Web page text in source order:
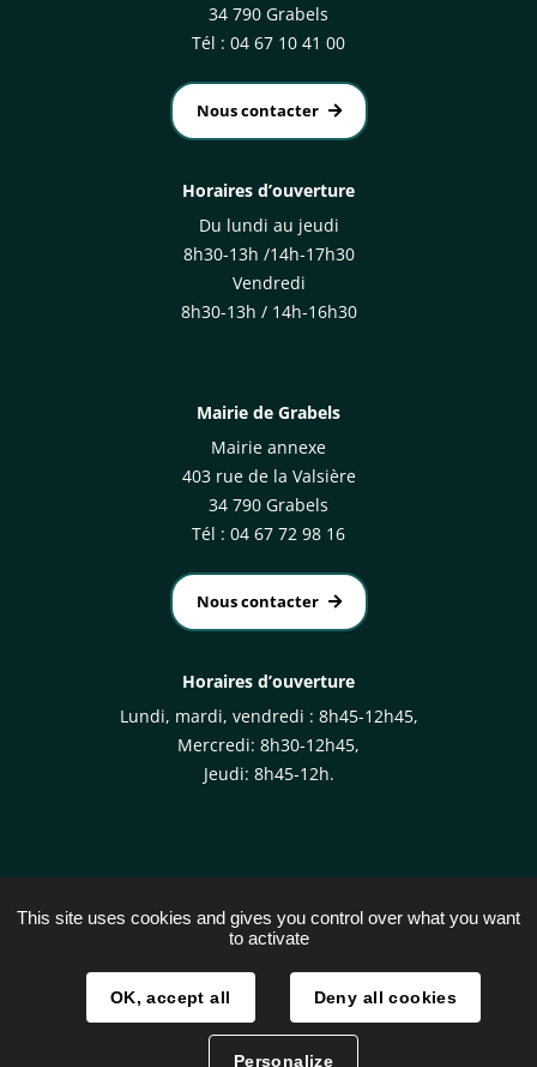
34 790 Grabels
Tél : 04 67 10 41 00
Nous contacter
Horaires d’ouverture
Du lundi au jeudi
8h30-13h /14h-17h30
Vendredi
8h30-13h / 14h-16h30
Mairie de Grabels
Mairie annexe
403 rue de la Valsière
34 790 Grabels
Tél : 04 67 72 98 16
Nous contacter
Horaires d’ouverture
Lundi, mardi, vendredi : 8h45-12h45,
Mercredi: 8h30-12h45,
Jeudi: 8h45-12h.
Mentions légales
Traitement des données
This site uses cookies and gives you control over what you want
to activate
OK, accept all Deny all cookies
Personalize